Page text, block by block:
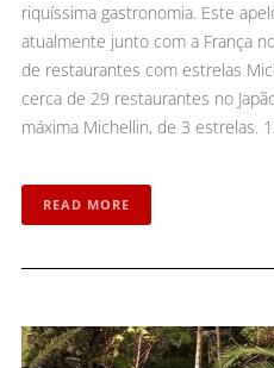
riquíssima gastronomia. Este
atualmente junto com a França
de restaurantes com estrelas
cerca de 29 restaurantes no
máxima Michellin, de 3 estrelas.
READ MORE